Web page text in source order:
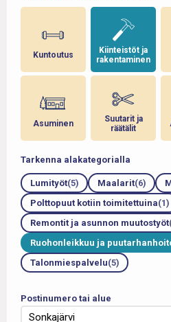
Kuntoutus
Asuminen
Kiinteistöt ja
rakentaminen
Suutarit ja
räätälit
Tarkenna alakategorialla
Lumityöt(5) Maalarit(6)
Polttopuut kotiin toimitettuina(1)
Remontit ja asunnon muutostyöt
Ruohonleikkuu ja
Talonmiespalvelu(5)
Postinumero tai alue